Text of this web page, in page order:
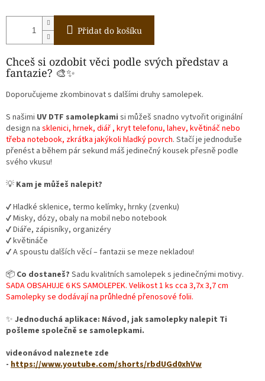
Přidat do košíku
Chceš si ozdobit věci podle svých představ a
fantazie? 🎨✨
Doporučujeme zkombinovat s dalšími druhy samolepek.
S našimi UV DTF samolepkami si můžeš snadno vytvořit originální
design na sklenici, hrnek, diář , kryt telefonu, lahev, květináč nebo
třeba notebook, zkrátka jakýkoli hladký povrch. Stačí je jednoduše
přenést a během pár sekund máš jedinečný kousek přesně podle
svého vkusu!
💡 Kam je můžeš nalepit?
✔️ Hladké sklenice, termo kelímky, hrnky (zvenku)
✔️ Misky, dózy, obaly na mobil nebo notebook
✔️ Diáře, zápisníky, organizéry
✔️ květináče
✔️ A spoustu dalších věcí – fantazii se meze nekladou!
📦 Co dostaneš? Sadu kvalitních samolepek s jedinečnými motivy.
SADA OBSAHUJE 6 KS SAMOLEPEK. Velikost 1 ks cca 3,7x 3,7 cm
Samolepky se dodávají na průhledné přenosové folii.
✨ Jednoduchá aplikace: Návod, jak samolepky nalepit Ti
pošleme společně se samolepkami.
videonávod naleznete zde
- https://www.youtube.com/shorts/rbdUGd0xhVw